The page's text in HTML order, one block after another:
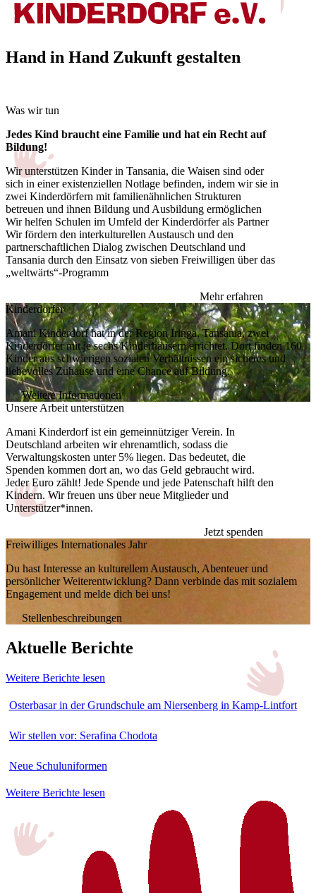
Hand in Hand Zukunft gestalten
Was wir tun
Jedes Kind braucht eine Familie und hat ein Recht auf
Bildung!
Wir unterstützen Kinder in Tansania, die Waisen sind oder
sich in einer existenziellen Notlage befinden, indem wir sie in
zwei Kinderdörfern mit familienähnlichen Strukturen
betreuen und ihnen Bildung und Ausbildung ermöglichen
Wir helfen Schulen im Umfeld der Kinderdörfer als Partner
Wir fördern den interkulturellen Austausch und den
partnerschaftlichen Dialog zwischen Deutschland und
Tansania durch den Einsatz von sieben Freiwilligen über das
„weltwärts“-Programm
Mehr erfahren
Kinderdörfer
Amani Kinderdorf hat in der Region Iringa, Tansania, zwei
Kinderdörfer mit je sechs Kinderhäusern errichtet. Dort finden 160
Kinder aus schwierigen sozialen Verhältnissen ein sicheres und
liebevolles Zuhause und eine Chance auf Bildung.
Weitere Informationen
Unsere Arbeit unterstützen
Amani Kinderdorf ist ein gemeinnütziger Verein. In
Deutschland arbeiten wir ehrenamtlich, sodass die
Verwaltungskosten unter 5% liegen. Das bedeutet, die
Spenden kommen dort an, wo das Geld gebraucht wird.
Jeder Euro zählt! Jede Spende und jede Patenschaft hilft den
Kindern. Wir freuen uns über neue Mitglieder und
Unterstützer*innen.
Jetzt spenden
Freiwilliges Internationales Jahr
Du hast Interesse an kulturellem Austausch, Abenteuer und
persönlicher Weiterentwicklung? Dann verbinde das mit sozialem
Engagement und melde dich bei uns!
Stellenbeschreibungen
Aktuelle Berichte
Weitere Berichte lesen
Osterbasar in der Grundschule am Niersenberg in Kamp-Lintfort
Wir stellen vor: Serafina Chodota
Neue Schuluniformen
Weitere Berichte lesen